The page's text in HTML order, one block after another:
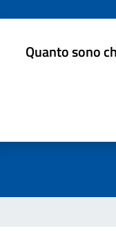
Quanto sono